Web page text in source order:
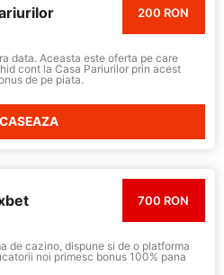
200 RON
data. Aceasta este oferta pe care
cont la Casa Pariurilor prin acest
de pe piata.
700 RON
de cazino, dispune si de o platforma
noi primesc bonus 100% pana